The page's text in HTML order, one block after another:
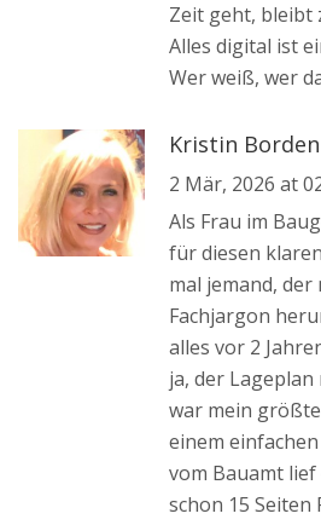
Zeit geht, bleibt
Alles digital ist
Wer weiß, wer
Kristin Borden
2 Mär, 2026 at
Als Frau im
für diesen
mal jemand,
Fachjargon
alles vor 2
ja, der
war mein
einem
vom Bauamt
schon 15 Seiten